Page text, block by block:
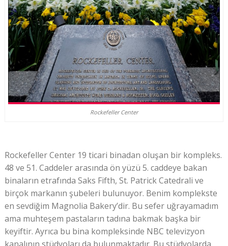
Rockefeller Center
Rockefeller Center 19 ticari binadan oluşan bir kompleks.
48 ve 51. Caddeler arasında ön yüzü 5. caddeye bakan
binaların etrafında Saks Fifth, St. Patrick Catedrali ve
birçok markanın şubeleri bulunuyor. Benim komplekste
en sevdiğim Magnolia Bakery’dir. Bu sefer uğrayamadım
ama muhteşem pastaların tadına bakmak başka bir
keyiftir. Ayrıca bu bina kompleksinde NBC televizyon